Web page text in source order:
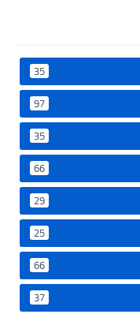
35
97
35
66
29
25
66
37